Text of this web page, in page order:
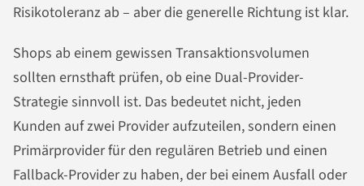
Risikotoleranz ab – aber die generelle Richtung ist klar.
Shops ab einem gewissen Transaktionsvolumen
sollten ernsthaft prüfen, ob eine Dual-Provider-
Strategie sinnvoll ist. Das bedeutet nicht, jeden
Kunden auf zwei Provider aufzuteilen, sondern einen
Primärprovider für den regulären Betrieb und einen
Fallback-Provider zu haben, der bei einem Ausfall oder